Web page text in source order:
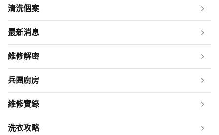
清洗個案
最新消息
維修解密
兵團廚房
維修實錄
洗衣攻略